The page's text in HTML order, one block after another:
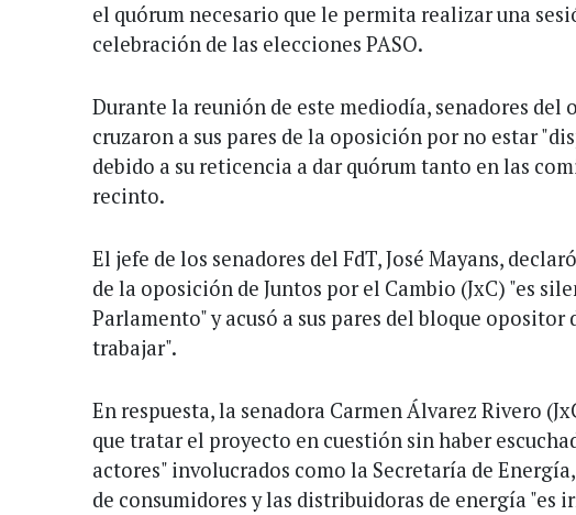
el quórum necesario que le permita realizar una
celebración de las elecciones PASO.
Durante la reunión de este mediodía, senadores del
cruzaron a sus pares de la oposición por no estar
debido a su reticencia a dar quórum tanto en las
recinto.
El jefe de los senadores del FdT, José Mayans,
de la oposición de Juntos por el Cambio (JxC) "es
Parlamento" y acusó a sus pares del bloque opositor
trabajar".
En respuesta, la senadora Carmen Álvarez Rivero
que tratar el proyecto en cuestión sin haber
actores" involucrados como la Secretaría de
de consumidores y las distribuidoras de energía "es